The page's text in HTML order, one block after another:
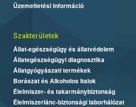
Üzemeltetési információ
Szakterületek
Állat-egészségügy és állatvédelem
Állategészségügyi diagnosztika
Állatgyógyászati termékek
Borászat és Alkoholos Italok
Élelmiszer- és takarmánybiztonság
Élelmiszerlánc-biztonsági laborhálózat